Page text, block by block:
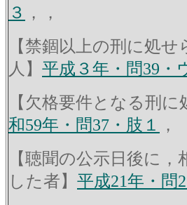
３
，，
【禁錮以上の刑に処
人】 平成３年・問39・
【欠格要件となる刑
和59年・問37・肢１
，
【聴聞の公示日後に
した者】 平成21年・問